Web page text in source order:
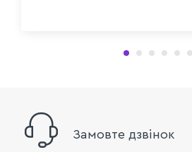
Замовте дзвінок